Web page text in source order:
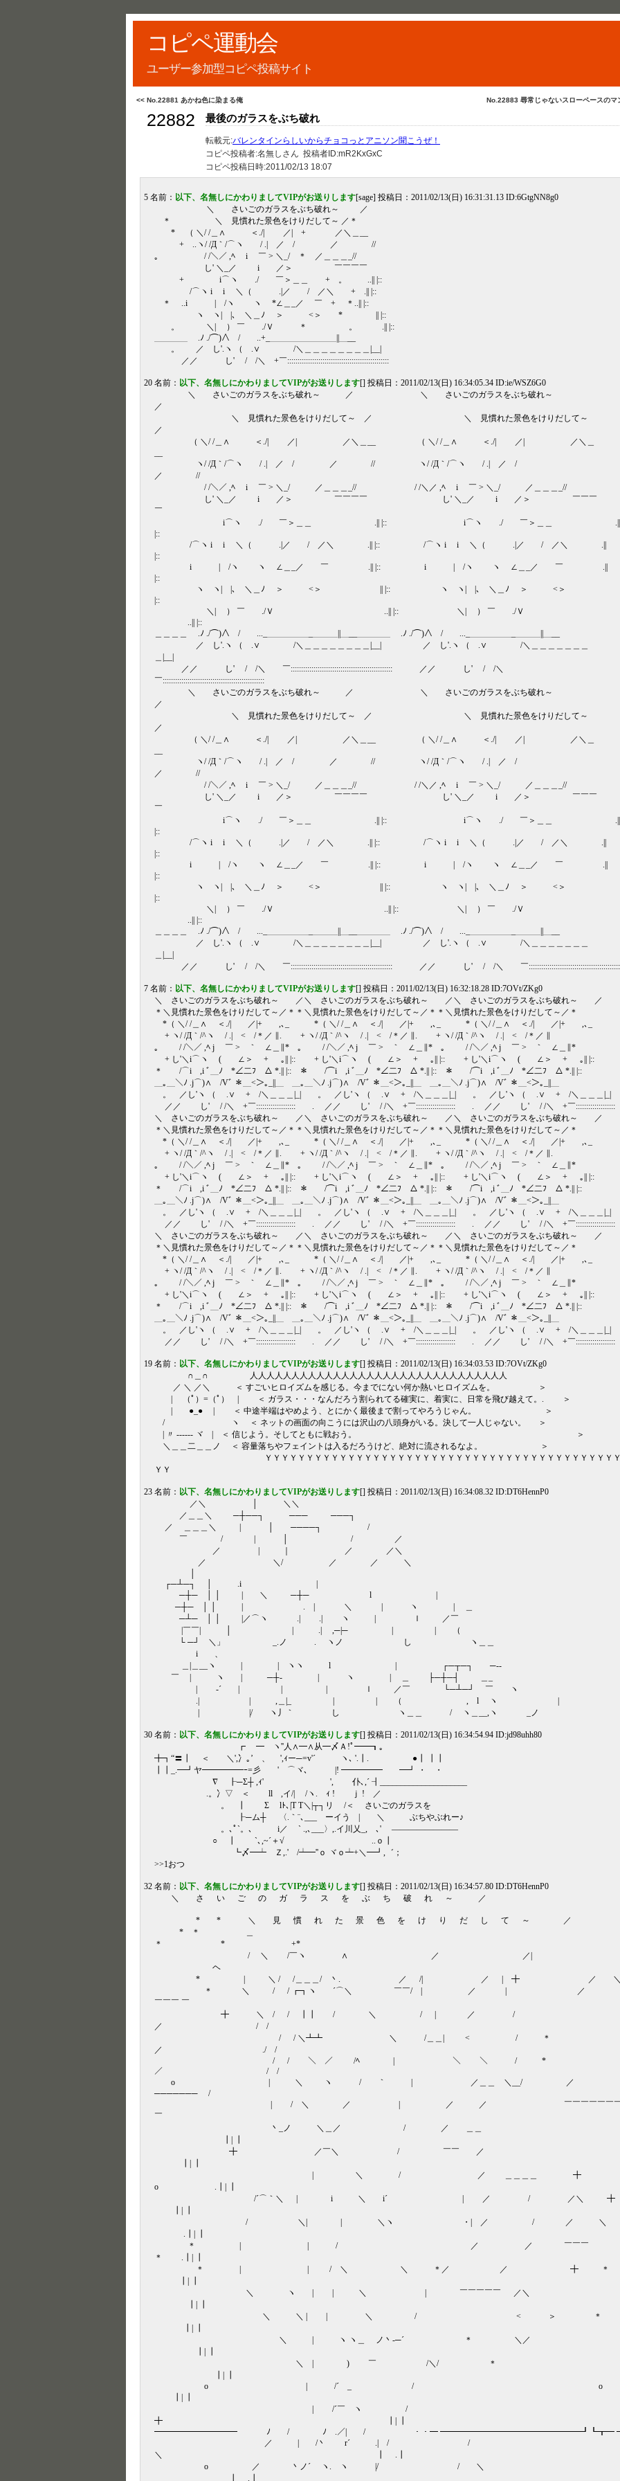
コピペ運動会
ユーザー参加型コピペ投稿サイト
No.22883 尋常じゃないスローペースのマ
<< No.22881 あかね色に染まる俺
22882 最後のガラスをぶち破れ
転載元:バレンタインらしいからチョコっとアニソン聞こうぜ！
コピペ投稿者:名無しさん 投稿者ID:mR2KxGxC
コピペ投稿日時:2011/02/13 18:07
5 名前： 以下、名無しにかわりましてVIPがお送りします[sage] 投稿日：2011/02/13(日) 16:31:31.13 ID:6GtgNN8g0
＼ さいごのガラスをぶち破れ～ ／
＊ ＼ 見慣れた景色をけりだして～ ／＊
* （ ＼/ /＿∧ ＜./| ／| + ／＼＿__
+ ..ヽ/ /Д｀/⌒ヽ / .| ／ / ／ //
。 / /＼／ ,ﾍ i ￣ > ＼_/ ＊ ／＿＿＿_//
し' ＼_／ i ／＞ ￣￣￣￣
+ i⌒ヽ ./ ￣＞＿＿ + 。 ..|| |::
/⌒ヽ i i ＼（ .|／ / ／＼ + .|| |::
＊ ..i | /ヽ ヽ *∠＿_／ ￣ + ＊..|| |::
ヽ ヽ| |､ ＼＿ﾉ ＞ <＞ * || |::
。 ＼| ） ￣ ./Ｖ ＊ 。 .|| |::
＿＿＿＿ .ﾉ ./⌒)∧ / ..+_＿＿＿＿＿＿＿＿||＿__
。 ／ し'.ヽ （ .∨ /＼＿＿＿＿＿＿＿＿|__|
／／ し' / /＼ +￣:::::::::::::::::::::::::::::::::::::::::::::::::
20 名前： 以下、名無しにかわりましてVIPがお送りします[] 投稿日：2011/02/13(日) 16:34:05.34 ID:ie/WSZ6G0
＼ さいごのガラスをぶち破れ～ ／ ＼ さいごのガラスをぶち破れ～
／
＼ 見慣れた景色をけりだして～ ／ ＼ 見慣れた景色をけりだして～
／
（ ＼/ /＿∧ ＜./| ／| ／＼＿__ （ ＼/ /＿∧ ＜./| ／| ／＼＿
ヽ/ /Д｀/⌒ヽ / .| ／ / ／ // ヽ/ /Д｀/⌒ヽ / .| ／ /
／ //
/ /＼／ ,ﾍ i ￣ > ＼_/ ／＿＿＿_// / /＼／ ,ﾍ i ￣ > ＼_/ ／＿＿＿
し' ＼_／ i ／＞ ￣￣￣￣ し' ＼_／ i ／＞ ￣￣￣
￣
i⌒ヽ ./ ￣＞＿＿ .|| |:: i⌒ヽ ./ ￣＞＿＿ .||
|::
/⌒ヽ i i ＼（ .|／ / ／＼ .|| |:: /⌒ヽ i i ＼（ .|／ / ／＼ .||
|::
i | /ヽ ヽ ∠＿_／ ￣ .|| |:: i | /ヽ ヽ ∠＿_／ ￣ .||
|::
ヽ ヽ| |､ ＼＿ﾉ ＞ <＞ || |:: ヽ ヽ| |､ ＼＿ﾉ ＞ <＞
|::
＼| ） ￣ ./Ｖ ..|| |:: ＼| ） ￣ ./Ｖ
..|| |::
＿＿＿＿ .ﾉ ./⌒)∧ / ..._＿＿＿＿＿_＿＿＿||＿__＿＿＿＿ .ﾉ ./⌒)∧ / ..._＿＿＿＿＿_＿＿＿||＿__
／ し'.ヽ （ .∨ /＼＿＿＿＿＿＿＿＿|__| ／ し'.ヽ （ .∨ /＼＿＿＿＿＿＿＿
／／ し' / /＼ ￣::::::::::::::::::::::::::::::::::::::::::::::::: ／／ し' / /＼
￣:::::::::::::::::::::::::::::::::::::::::::::::::
＼ さいごのガラスをぶち破れ～ ／ ＼ さいごのガラスをぶち破れ～
／
＼ 見慣れた景色をけりだして～ ／ ＼ 見慣れた景色をけりだして～
／
（ ＼/ /＿∧ ＜./| ／| ／＼＿__ （ ＼/ /＿∧ ＜./| ／| ／＼＿
ヽ/ /Д｀/⌒ヽ / .| ／ / ／ // ヽ/ /Д｀/⌒ヽ / .| ／ /
／ //
/ /＼／ ,ﾍ i ￣ > ＼_/ ／＿＿＿_// / /＼／ ,ﾍ i ￣ > ＼_/ ／＿＿＿_//
し' ＼_／ i ／＞ ￣￣￣￣ し' ＼_／ i ／＞ ￣￣￣
￣
i⌒ヽ ./ ￣＞＿＿ .|| |:: i⌒ヽ ./ ￣＞＿＿ .||
|::
/⌒ヽ i i ＼（ .|／ / ／＼ .|| |:: /⌒ヽ i i ＼（ .|／ / ／＼ .||
|::
i | /ヽ ヽ ∠＿_／ ￣ .|| |:: i | /ヽ ヽ ∠＿_／ ￣ .||
|::
ヽ ヽ| |､ ＼＿ﾉ ＞ <＞ || |:: ヽ ヽ| |､ ＼＿ﾉ ＞ <＞
|::
＼| ） ￣ ./Ｖ ..|| |:: ＼| ） ￣ ./Ｖ
..|| |::
＿＿＿＿ .ﾉ ./⌒)∧ / ..._＿＿＿＿＿_＿＿＿||＿__＿＿＿＿ .ﾉ ./⌒)∧ / ..._＿＿＿＿＿_＿＿＿||＿__
／ し'.ヽ （ .∨ /＼＿＿＿＿＿＿＿＿|__| ／ し'.ヽ （ .∨ /＼＿＿＿＿＿＿＿
／／ し' / /＼ ￣::::::::::::::::::::::::::::::::::::::::::::::::: ／／ し' / /＼ ￣
7 名前： 以下、名無しにかわりましてVIPがお送りします[] 投稿日：2011/02/13(日) 16:32:18.28 ID:7OVt/ZKg0
＼ さいごのガラスをぶち破れ～ ／＼ さいごのガラスをぶち破れ～ ／＼ さいごのガラスをぶち破れ～ ／
＊＼見慣れた景色をけりだして～／＊＊＼見慣れた景色をけりだして～／＊＊＼見慣れた景色をけりだして～／＊
*（ ＼/ /＿∧ ＜./| ／|+ ,､_ *（ ＼/ /＿∧ ＜./| ／|+ ,､_ *（ ＼/ /＿∧ ＜./| ／|+ ,､_
+ ヽ/ /Д｀/^ヽ / .| < /＊／ ∥. + ヽ/ /Д｀/^ヽ / .| < /＊／ ∥. + ヽ/ /Д｀/^ヽ / .| < /＊／ ∥
。 / /＼／ ,ﾍ j ￣ > ｀ ∠＿∥* 。 / /＼／ ,ﾍ j ￣ > ｀ ∠＿∥* 。 / /＼／ ,ﾍ j ￣ > ｀ ∠＿∥*
+ し'＼i⌒ヽ ( ∠＞ + ｡|| |:: + し'＼i⌒ヽ ( ∠＞ + ｡|| |:: + し'＼i⌒ヽ ( ∠＞ + ｡|| |::
＊ /⌒i ,i ﾞ＿ﾉ *∠二ﾌ △ *.|| |:: ＊ /⌒i ,i ﾞ＿ﾉ *∠二ﾌ △ *.|| |:: ＊ /⌒i ,i ﾞ＿ﾉ *∠二ﾌ △ *.|| |::
＿｡＿＼ﾉ .j⌒)∧ /Vﾞ ＊＿<＞｡_||＿ ＿｡＿＼ﾉ .j⌒)∧ /Vﾞ ＊＿<＞｡_||＿ ＿｡＿＼ﾉ .j⌒)∧ /Vﾞ ＊＿<＞｡_||＿
。 ／し'ヽ （ .∨ + /＼＿＿＿|_| 。 ／し'ヽ （ .∨ + /＼＿＿＿|_| 。 ／し'ヽ （ .∨ + /＼＿＿＿|_|
／／ し' / /＼ +￣::::::::::::::::::: . ／／ し' / /＼ +￣::::::::::::::::::: . ／／ し' / /＼ +￣:::::::::::::::::::
＼ さいごのガラスをぶち破れ～ ／＼ さいごのガラスをぶち破れ～ ／＼ さいごのガラスをぶち破れ～ ／
＊＼見慣れた景色をけりだして～／＊＊＼見慣れた景色をけりだして～／＊＊＼見慣れた景色をけりだして～／＊
*（ ＼/ /＿∧ ＜./| ／|+ ,､_ *（ ＼/ /＿∧ ＜./| ／|+ ,､_ *（ ＼/ /＿∧ ＜./| ／|+ ,､_
+ ヽ/ /Д｀/^ヽ / .| < /＊／ ∥. + ヽ/ /Д｀/^ヽ / .| < /＊／ ∥. + ヽ/ /Д｀/^ヽ / .| < /＊／ ∥.
。 / /＼／ ,ﾍ j ￣ > ｀ ∠＿∥* 。 / /＼／ ,ﾍ j ￣ > ｀ ∠＿∥* 。 / /＼／ ,ﾍ j ￣ > ｀ ∠＿∥*
+ し'＼i⌒ヽ ( ∠＞ + ｡|| |:: + し'＼i⌒ヽ ( ∠＞ + ｡|| |:: + し'＼i⌒ヽ ( ∠＞ + ｡|| |::
＊ /⌒i ,i ﾞ＿ﾉ *∠二ﾌ △ *.|| |:: ＊ /⌒i ,i ﾞ＿ﾉ *∠二ﾌ △ *.|| |:: ＊ /⌒i ,i ﾞ＿ﾉ *∠二ﾌ △ *.|| |::
＿｡＿＼ﾉ .j⌒)∧ /Vﾞ ＊＿<＞｡_||＿ ＿｡＿＼ﾉ .j⌒)∧ /Vﾞ ＊＿<＞｡_||＿ ＿｡＿＼ﾉ .j⌒)∧ /Vﾞ ＊＿<＞｡_||＿
。 ／し'ヽ （ .∨ + /＼＿＿＿|_| 。 ／し'ヽ （ .∨ + /＼＿＿＿|_| 。 ／し'ヽ （ .∨ + /＼＿＿＿|_|
／／ し' / /＼ +￣::::::::::::::::::: . ／／ し' / /＼ +￣::::::::::::::::::: . ／／ し' / /＼ +￣:::::::::::::::::::
＼ さいごのガラスをぶち破れ～ ／＼ さいごのガラスをぶち破れ～ ／＼ さいごのガラスをぶち破れ～ ／
＊＼見慣れた景色をけりだして～／＊＊＼見慣れた景色をけりだして～／＊＊＼見慣れた景色をけりだして～／＊
*（ ＼/ /＿∧ ＜./| ／|+ ,､_ *（ ＼/ /＿∧ ＜./| ／|+ ,､_ *（ ＼/ /＿∧ ＜./| ／|+ ,､_
+ ヽ/ /Д｀/^ヽ / .| < /＊／ ∥. + ヽ/ /Д｀/^ヽ / .| < /＊／ ∥. + ヽ/ /Д｀/^ヽ / .| < /＊／ ∥
。 / /＼／ ,ﾍ j ￣ > ｀ ∠＿∥* 。 / /＼／ ,ﾍ j ￣ > ｀ ∠＿∥* 。 / /＼／ ,ﾍ j ￣ > ｀ ∠＿∥*
+ し'＼i⌒ヽ ( ∠＞ + ｡|| |:: + し'＼i⌒ヽ ( ∠＞ + ｡|| |:: + し'＼i⌒ヽ ( ∠＞ + ｡|| |::
＊ /⌒i ,i ﾞ＿ﾉ *∠二ﾌ △ *.|| |:: ＊ /⌒i ,i ﾞ＿ﾉ *∠二ﾌ △ *.|| |:: ＊ /⌒i ,i ﾞ＿ﾉ *∠二ﾌ △ *.|| |::
＿｡＿＼ﾉ .j⌒)∧ /Vﾞ ＊＿<＞｡_||＿ ＿｡＿＼ﾉ .j⌒)∧ /Vﾞ ＊＿<＞｡_||＿ ＿｡＿＼ﾉ .j⌒)∧ /Vﾞ ＊＿<＞｡_||＿
。 ／し'ヽ （ .∨ + /＼＿＿＿|_| 。 ／し'ヽ （ .∨ + /＼＿＿＿|_| 。 ／し'ヽ （ .∨ + /＼＿＿＿|_|
／／ し' / /＼ +￣::::::::::::::::::: . ／／ し' / /＼ +￣::::::::::::::::::: . ／／ し' / /＼ +￣:::::::::::::::::::
19 名前： 以下、名無しにかわりましてVIPがお送りします[] 投稿日：2011/02/13(日) 16:34:03.53 ID:7OVt/ZKg0
∩＿∩ 人人人人人人人人人人人人人人人人人人人人人人人人人人人人人人人
／ ＼ ／＼ ＜ すごいヒロイズムを感じる。今までにない何か熱いヒロイズムを。 ＞
| （ﾟ）=（ﾟ） | ＜ ガラス・・・なんだろう割られてる確実に、着実に、日常を飛び越えて。. ＞
| ●_● | ＜ 中途半端はやめよう、とにかく最後まで割ってやろうじゃん。 ＞
/ ヽ ＜ ネットの画面の向こうには沢山の八頭身がいる。決して一人じゃない。 ＞
| 〃 ------ ヾ | ＜ 信じよう。そしてともに戦おう。 ＞
＼＿＿二＿＿ノ ＜ 容量落ちやフェイントは入るだろうけど、絶対に流されるなよ。 ＞
ＹＹＹＹＹＹＹＹＹＹＹＹＹＹＹＹＹＹＹＹＹＹＹＹＹＹＹＹＹＹＹＹＹＹＹＹＹＹＹＹＹＹ
ＹＹ
23 名前： 以下、名無しにかわりましてVIPがお送りします[] 投稿日：2011/02/13(日) 16:34:08.32 ID:DT6HennP0
／＼ │ ＼＼
／＿＿＼ ─┼──┐ ─── ───┐
／ ＿＿＿＼ | │ ────┐ /
￣ / | │ / ／
／ | ｜ ／ ／＼
／ ＼/ ／ ／ ＼
┌─┴─┐ │ .i |
─┼─ │ │ | ＼ ─┼─ l |
─┼─ │ │ | . | ＼ | ヽ | ＿
─┴─ │ │ |／⌒ヽ .| .| ヽ | ｌ ／￣
|￣￣| │ | .| ,─|─ | | （
└ ─┘ ＼」 _.ノ . ヽノ し ヽ＿＿
i 、
＿|＿__ヽ | | ヽヽ l | ┌─┬─┐ ─--
￣ | ヽ | ─┼- | ヽ | ＿ ├─┼─┤ ＿_
| -´ | | | ｌ ／￣ └─┴─┘ ￣ ヽ
.| | ,＿|_ | | （ , l ヽ |
| |/ ヽ丿｀ し ヽ＿＿ / ヽ＿__,ヽ _ノ
30 名前： 以下、名無しにかわりましてVIPがお送りします[] 投稿日：2011/02/13(日) 16:34:54.94 ID:jd98uhh80
┏ ━ゝヽ''人∧━∧从━〆Ａ!ﾟ━━┓。
╋┓“〓┃ ＜ ゝ＼',冫｡’ 、 ',ｨー─=v'´ ヽ､ '.┃. ●┃ ┃┃
┃┃_.━┛ヤ━━━━━ｰ=彡 ' ⌒ヾ､ |! ━━━━━ ━┛ ・ ・
∇ ┠─Σ┼ ,ｨ' ', 仆､,´ ┨_____________________
.。冫▽ ＜ ll ,イ/| /ヽ. ｨ ! ｊ ! ／
。 ┃ Σ lﾄ､|T T＼|┬┐リ /＜ さいごのガラスを
┠─ム┼ 〈.｀¨､___ ーイう | ＼ ぶちやぶれー♪
。､ﾟ`。､ i／ ` .,､___〉,.イ川乂_, ､' ――――――――
○ ┃ `､,~´＋√ ..ｏ┃
┗〆━┷ Ｚ,.' /┷━''ｏ ヾｏ┷+＼━┛,゛；
>>1おつ
32 名前： 以下、名無しにかわりましてVIPがお送りします[] 投稿日：2011/02/13(日) 16:34:57.80 ID:DT6HennP0
＼ さ い ご の ガ ラ ス を ぶ ち 破 れ ～ ／
* * ＼ 見 慣 れ た 景 色 を け り だ し て ～ ／
* ＊ ＿
＊ * +*
/ ＼ /￣ヽ ∧ ／ ／|
ヘ
* | ＼ / /＿＿＿/ 丶. ／ /| ／ | ╋ ／
＊ ＼ / / ┏┓ヽ ´⌒＼ ￣￣/ | ／ |
￣￣￣ ￣
╋ ＼ / / ┃┃ / ＼ / | ／ /
／ / /
/ / ＼┻┻ ＼ /＿＿| < / ＊
／ ./ /
/ / ＼ ／ /ﾍ | ＼ ＼ / *
／ / /
o | ＼ ヽ / ｀ | ／＿＿ ＼__/ ／
─────── /
| / ＼ ／ | ／ ／ ￣￣￣￣￣￣￣
￣
丶_ノ ＼＿／ / ／ ＿＿
╋ ／￣＼ / ￣￣
| ＼ / ／ ＿＿＿＿ ╋
o .┃| ┃
/´⌒｀＼ | i ＼ i´ | ／ / ／＼
/ ＼| | ＼ヽ ・| ／ / ／
.┃| ┃
＊ | | / ／ ／ ￣￣
＊ .┃| ┃
＊ | | / ＼ ＼ ＊／ ／ ╋ ＊
＼ ヽ | | ＼ | ￣￣￣￣￣ ／
＼ ＼ | | ＼ / < ＞
＼ | ヽ ヽ＿ ノ丶-─´ ＊ ＼／
＼ | ) ￣ /＼/ ＊
o | /´ _ /
| /´￣ ヽ /
╋ ┃| ┃
━━━━━━━━━━ ﾉ / ﾉ .／| / ・・━ ━━━━━━━━━━━━━━━━━┛┗┳━
／ | /丶 r´ .| / /
＼ ┃ .┃
o ／ 丶ノ´ ヽ. ヽ |/ / ＼
┃ .┃